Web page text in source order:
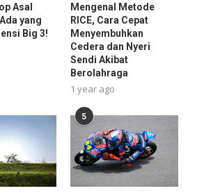
Asal
yang
Big 3!
Mengenal Metode
RICE, Cara Cepat
Menyembuhkan
Cedera dan Nyeri
Sendi Akibat
Berolahraga
1 year ago
5